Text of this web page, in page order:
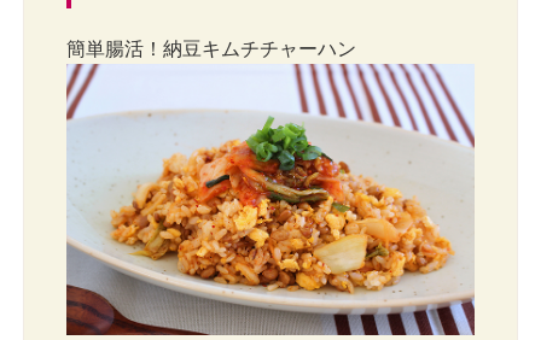
簡単腸活！納豆キムチチャーハン